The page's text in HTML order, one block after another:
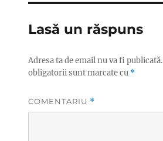
Lasă un răspuns
Adresa ta de email nu va fi publicată.
obligatorii sunt marcate cu *
COMENTARIU *